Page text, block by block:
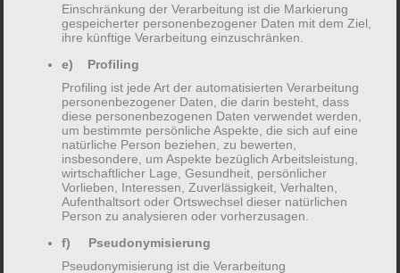
Einschränkung der Verarbeitung ist die Markierung
gespeicherter personenbezogener Daten mit dem Ziel,
ihre künftige Verarbeitung einzuschränken.
e) Profiling
Profiling ist jede Art der automatisierten Verarbeitung
personenbezogener Daten, die darin besteht, dass
diese personenbezogenen Daten verwendet werden,
um bestimmte persönliche Aspekte, die sich auf eine
natürliche Person beziehen, zu bewerten,
insbesondere, um Aspekte bezüglich Arbeitsleistung,
wirtschaftlicher Lage, Gesundheit, persönlicher
Vorlieben, Interessen, Zuverlässigkeit, Verhalten,
Aufenthaltsort oder Ortswechsel dieser natürlichen
Person zu analysieren oder vorherzusagen.
f) Pseudonymisierung
Pseudonymisierung ist die Verarbeitung